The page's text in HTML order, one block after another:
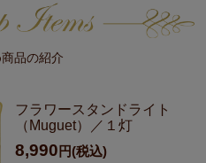
品の紹介
フラワースタンドライト
（Muguet）／１灯
8,990 円(税込)